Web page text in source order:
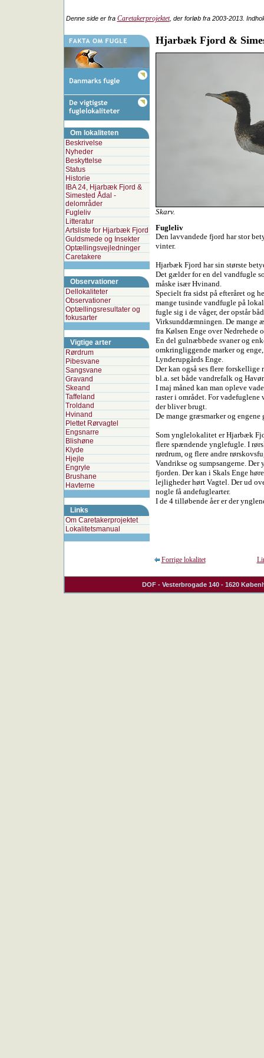
Denne side er fra Caretakerprojektet, der forløb fra 2003-2013.
Om lokaliteten
Beskrivelse
Nyheder
Beskyttelse
Status
Historie
IBA 24, Hjarbæk Fjord &
Simested Ådal -
delområder
Fugleliv
Litteratur
Artsliste for Hjarbæk Fjord
Guldsmede og Insekter
Optællingsvejledninger
Caretakere
Observationer
Dellokaliteter
Observationer
Optællingsresultater og
fokusarter
Vigtige arter
Rørdrum
Pibesvane
Sangsvane
Gravand
Skeand
Taffeland
Troldand
Hvinand
Plettet Rørvagtel
Engsnarre
Blishøne
Klyde
Hjejle
Engryle
Brushane
Havterne
Links
Om Caretakerprojektet
Lokalitetsmanual
Hjarbæk Fjord &
Skarv.
Fugleliv
Den lavvandede fjord har stor
vinter.
Hjarbæk Fjord har sin største
Det gælder for en del vandfugle
måske især Hvinand.
Specielt fra sidst på efteråret og
mange tusinde vandfugle på
fugle sig i de våger, der opstår
Virksunddæmningen. De mange
fra Kølsen Enge over Nedrehede
En del gulnæbbede svaner og
omkringliggende marker og
Lynderupgårds Enge.
Der kan også ses flere
bl.a. set både vandrefalk og
I maj måned kan man opleve
raster i området. For vadefuglene
der bliver brugt.
De mange græsmarker og
Som ynglelokalitet er Hjarbæk
flere spændende ynglefugle. I
rørdrum, og flere andre
Vandrikse og sumpsangerne.
fjorden. Der kan i Skals Enge
lejligheder hørt Vagtel. Der ud
nogle få andefuglearter.
I de 4 tilløbende åer er der
Forrige lokalitet
DOF - Vesterbrogade 140 - 1620